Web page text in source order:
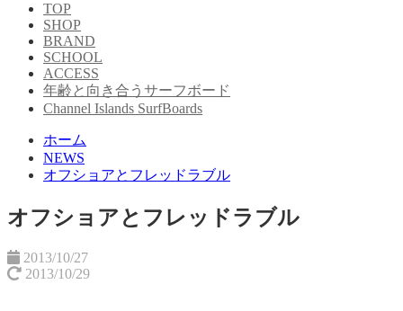
TOP
SHOP
BRAND
SCHOOL
ACCESS
年齢と向き合うサーフボード
Channel Islands SurfBoards
ホーム
NEWS
オフショアとフレッドラブル
オフショアとフレッドラブル
2013/10/27
2013/10/29